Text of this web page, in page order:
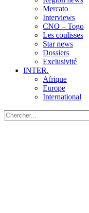
Mercato
Interviews
CNO – Togo
Les coulisses
Star news
Dossiers
Exclusivité
INTER.
Afrique
Europe
International